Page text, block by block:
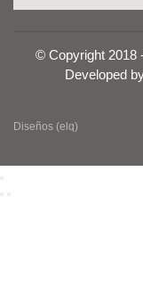
© Copyright 2018
Developed
Diseños (elq)